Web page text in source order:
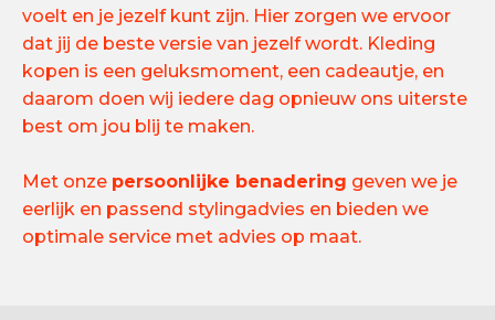
voelt en je jezelf kunt zijn. Hier zorgen we ervoor
dat jij de beste versie van jezelf wordt. Kleding
kopen is een geluksmoment, een cadeautje, en
daarom doen wij iedere dag opnieuw ons uiterste
best om jou blij te maken.
Met onze persoonlijke benadering geven we je
eerlijk en passend stylingadvies en bieden we
optimale service met advies op maat.